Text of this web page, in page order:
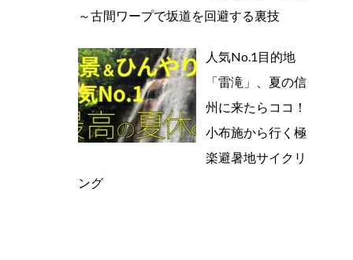
～古間ワープで坂道を回避する裏技
人気No.1目的地
「雷滝」、夏の信
州に来たらココ！
小布施から行く極
楽避暑地サイクリ
ング